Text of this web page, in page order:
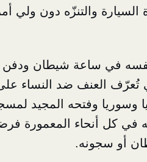
السيارة والتنزّه دون ولي
في ساعة شيطان
تُعرّف العنف ضد النساء
وسوريا وفتحه المجيد
في كل أنحاء المعمورة
أو سجونه.